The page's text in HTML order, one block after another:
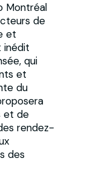
Montréal
de
et
inédit
qui
et
du
et de
rendez-
des